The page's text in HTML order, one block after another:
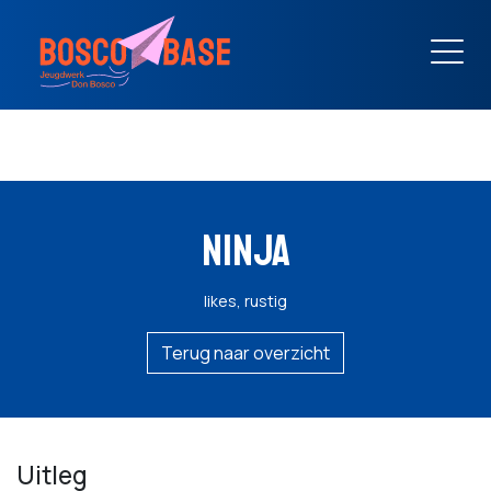
NINJA
likes, rustig
Terug naar overzicht
Uitleg